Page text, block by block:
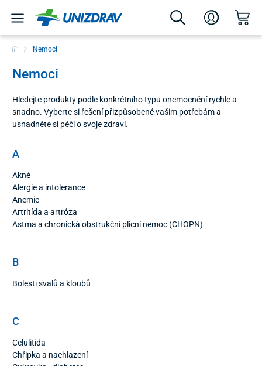
Nemoci
Nemoci
Hledejte produkty podle konkrétního typu onemocnění rychle a
snadno. Vyberte si řešení přizpůsobené vašim potřebám a
usnadněte si péči o svoje zdraví.
A
Akné
Alergie a intolerance
Anemie
Artritída a artróza
Astma a chronická obstrukční plicní nemoc (CHOPN)
B
Bolesti svalů a kloubů
C
Celulitida
Chřipka a nachlazení